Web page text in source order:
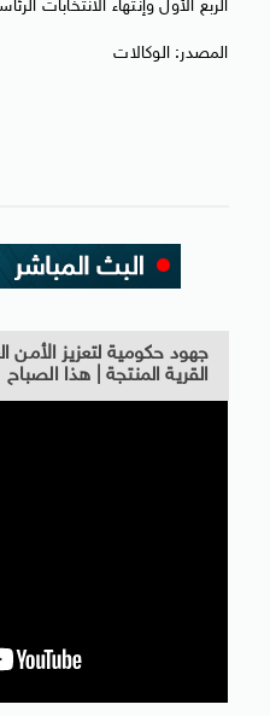
الربع الأول وإنتهاء الانتخابات
المصدر: الوكالات
جهود حكومية لتعزيز الأمن
القرية المنتجة | هذا الصباح